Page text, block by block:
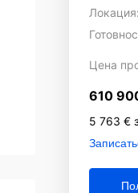
Цена
610
5 763 €